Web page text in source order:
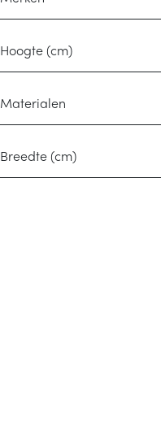
Hoogte (cm)
Materialen
Breedte (cm)